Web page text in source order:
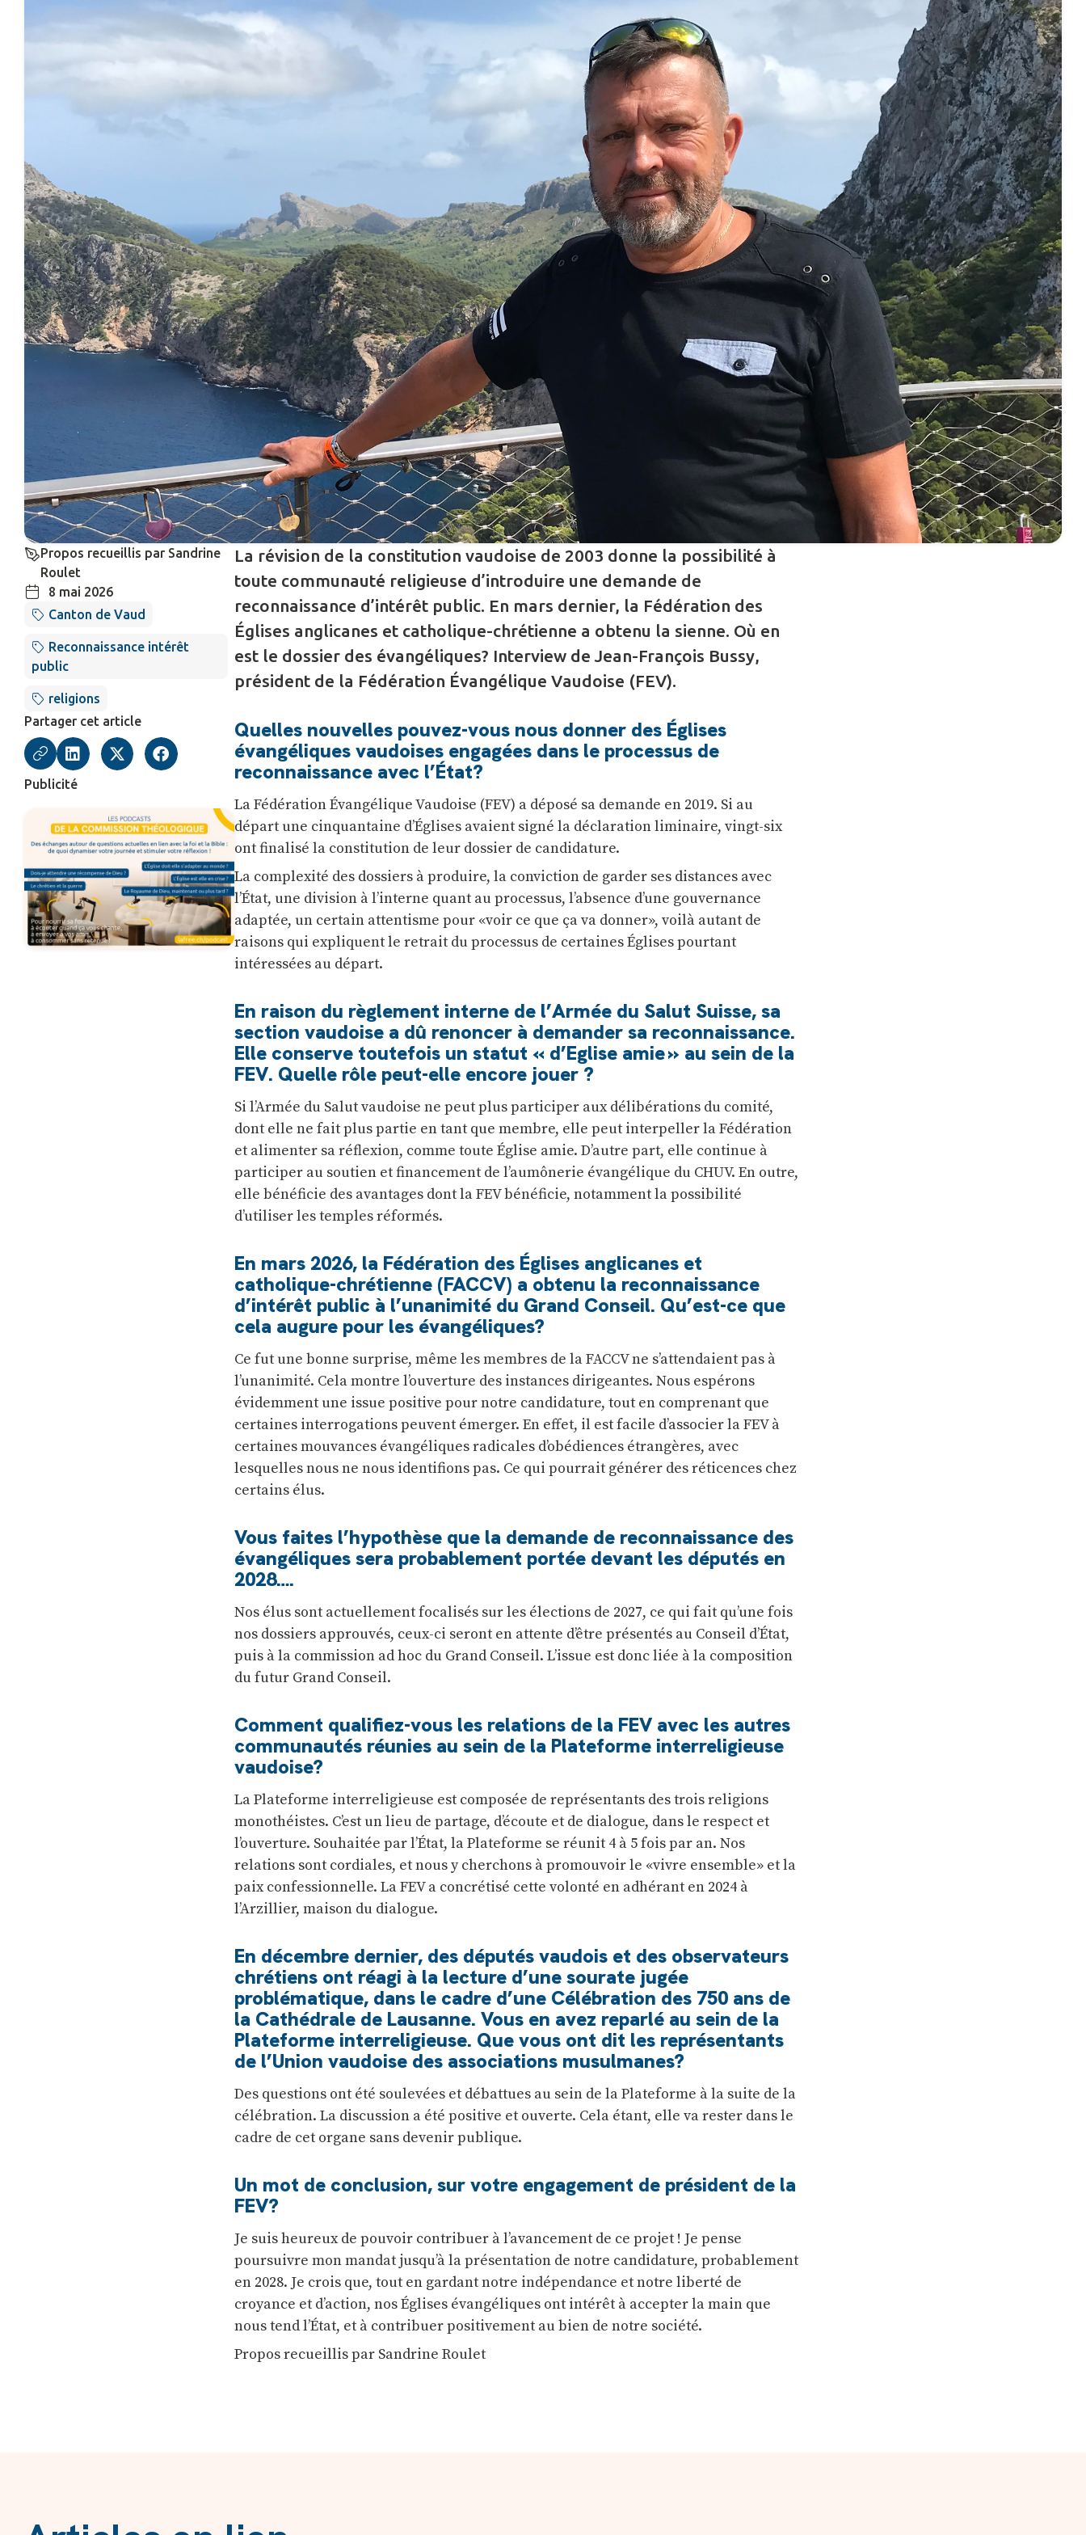
Propos recueillis par Sandrine
Roulet
8 mai 2026
Canton de Vaud
Reconnaissance intérêt
public
religions
Partager cet article
Publicité
La révision de la constitution vaudoise de 2003 donne la possibilité à
toute communauté religieuse d’introduire une demande de
reconnaissance d’intérêt public. En mars dernier, la Fédération des
Églises anglicanes et catholique-chrétienne a obtenu la sienne. Où en
est le dossier des évangéliques? Interview de Jean-François Bussy,
président de la Fédération Évangélique Vaudoise (FEV).
Quelles nouvelles pouvez-vous nous donner des Églises
évangéliques vaudoises engagées dans le processus de
reconnaissance avec l’État?
La Fédération Évangélique Vaudoise (FEV) a déposé sa demande en 2019. Si au
départ une cinquantaine d’Églises avaient signé la déclaration liminaire, vingt-six
ont finalisé la constitution de leur dossier de candidature.
La complexité des dossiers à produire, la conviction de garder ses distances avec
l’État, une division à l’interne quant au processus, l’absence d’une gouvernance
adaptée, un certain attentisme pour «voir ce que ça va donner», voilà autant de
raisons qui expliquent le retrait du processus de certaines Églises pourtant
intéressées au départ.
En raison du règlement interne de l’Armée du Salut Suisse, sa
section vaudoise a dû renoncer à demander sa reconnaissance.
Elle conserve toutefois un statut « d’Eglise amie » au sein de la
FEV. Quelle rôle peut-elle encore jouer ?
Si l’Armée du Salut vaudoise ne peut plus participer aux délibérations du comité,
dont elle ne fait plus partie en tant que membre, elle peut interpeller la Fédération
et alimenter sa réflexion, comme toute Église amie. D’autre part, elle continue à
participer au soutien et financement de l’aumônerie évangélique du CHUV. En outre,
elle bénéficie des avantages dont la FEV bénéficie, notamment la possibilité
d’utiliser les temples réformés.
En mars 2026, la Fédération des Églises anglicanes et
catholique-chrétienne (FACCV) a obtenu la reconnaissance
d’intérêt public à l’unanimité du Grand Conseil. Qu’est-ce que
cela augure pour les évangéliques?
Ce fut une bonne surprise, même les membres de la FACCV ne s’attendaient pas à
l’unanimité. Cela montre l’ouverture des instances dirigeantes. Nous espérons
évidemment une issue positive pour notre candidature, tout en comprenant que
certaines interrogations peuvent émerger. En effet, il est facile d’associer la FEV à
certaines mouvances évangéliques radicales d’obédiences étrangères, avec
lesquelles nous ne nous identifions pas. Ce qui pourrait générer des réticences chez
certains élus.
Vous faites l’hypothèse que la demande de reconnaissance des
évangéliques sera probablement portée devant les députés en
2028….
Nos élus sont actuellement focalisés sur les élections de 2027, ce qui fait qu’une fois
nos dossiers approuvés, ceux-ci seront en attente d’être présentés au Conseil d’État,
puis à la commission ad hoc du Grand Conseil. L’issue est donc liée à la composition
du futur Grand Conseil.
Comment qualifiez-vous les relations de la FEV avec les autres
communautés réunies au sein de la Plateforme interreligieuse
vaudoise?
La Plateforme interreligieuse est composée de représentants des trois religions
monothéistes. C’est un lieu de partage, d’écoute et de dialogue, dans le respect et
l’ouverture. Souhaitée par l’État, la Plateforme se réunit 4 à 5 fois par an. Nos
relations sont cordiales, et nous y cherchons à promouvoir le «vivre ensemble» et la
paix confessionnelle. La FEV a concrétisé cette volonté en adhérant en 2024 à
l’Arzillier, maison du dialogue.
En décembre dernier, des députés vaudois et des observateurs
chrétiens ont réagi à la lecture d’une sourate jugée
problématique, dans le cadre d’une Célébration des 750 ans de
la Cathédrale de Lausanne. Vous en avez reparlé au sein de la
Plateforme interreligieuse. Que vous ont dit les représentants
de l’Union vaudoise des associations musulmanes?
Des questions ont été soulevées et débattues au sein de la Plateforme à la suite de la
célébration. La discussion a été positive et ouverte. Cela étant, elle va rester dans le
cadre de cet organe sans devenir publique.
Un mot de conclusion, sur votre engagement de président de la
FEV?
Je suis heureux de pouvoir contribuer à l’avancement de ce projet ! Je pense
poursuivre mon mandat jusqu’à la présentation de notre candidature, probablement
en 2028. Je crois que, tout en gardant notre indépendance et notre liberté de
croyance et d’action, nos Églises évangéliques ont intérêt à accepter la main que
nous tend l’État, et à contribuer positivement au bien de notre société.
Propos recueillis par Sandrine Roulet